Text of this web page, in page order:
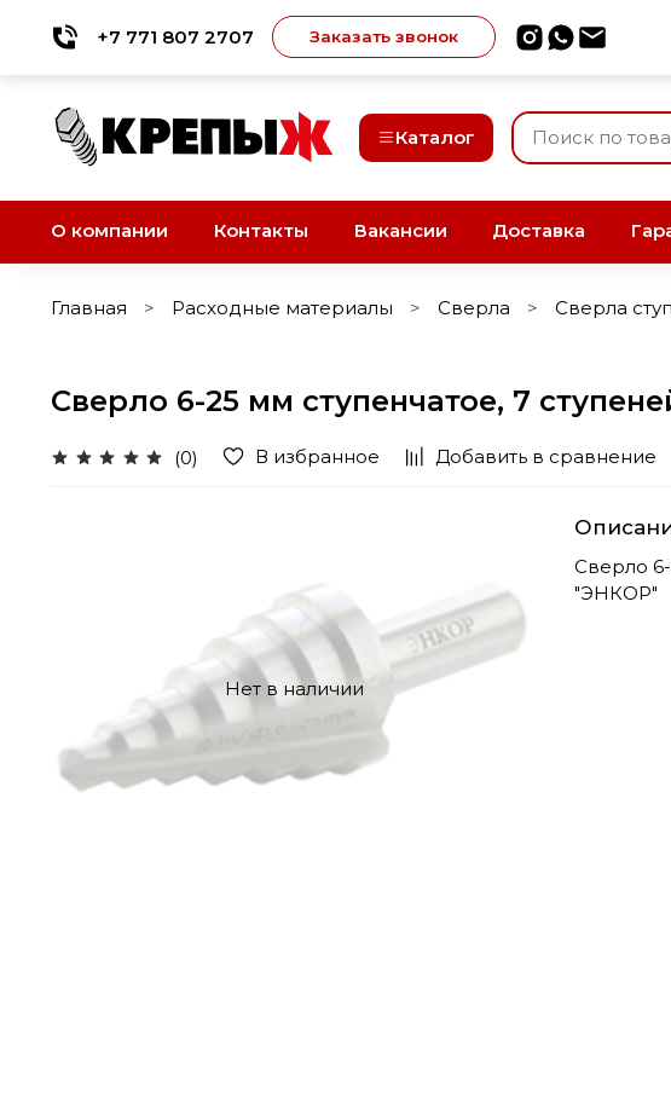
+7 771 807 2707 Заказать звонок
Каталог
О компании Контакты Вакансии Доставка
Главная Расходные материалы Сверла Сверла
Сверло 6-25 мм ступенчатое, 7
(0) В избранное Добавить в сравнение
Нет в наличии
Сверло 6-
"ЭНКОР"